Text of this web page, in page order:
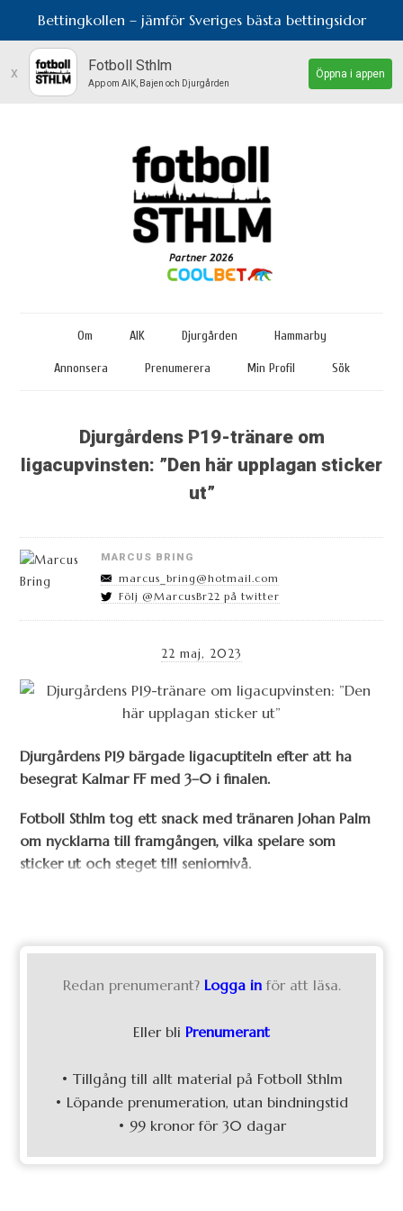
Bettingkollen – jämför Sveriges bästa bettingsidor
x Fotboll Sthlm
App om AIK, Bajen och Djurgården
Öppna i appen
Om AIK Djurgården Hammarby
Annonsera Prenumerera Min Profil Sök
Djurgårdens P19-tränare om
ligacupvinsten: ”Den här upplagan sticker
ut”
MARCUS BRING
marcus_bring@hotmail.com
Följ @MarcusBr22 på twitter
22 maj, 2023
Djurgårdens P19 bärgade ligacuptiteln efter att ha
besegrat Kalmar FF med 3–0 i finalen.
Fotboll Sthlm tog ett snack med tränaren Johan Palm
om nycklarna till framgången, vilka spelare som
sticker ut och steget till seniornivå.
Redan prenumerant? Logga in för att läsa.
Eller bli Prenumerant
• Tillgång till allt material på Fotboll Sthlm
• Löpande prenumeration, utan bindningstid
• 99 kronor för 30 dagar